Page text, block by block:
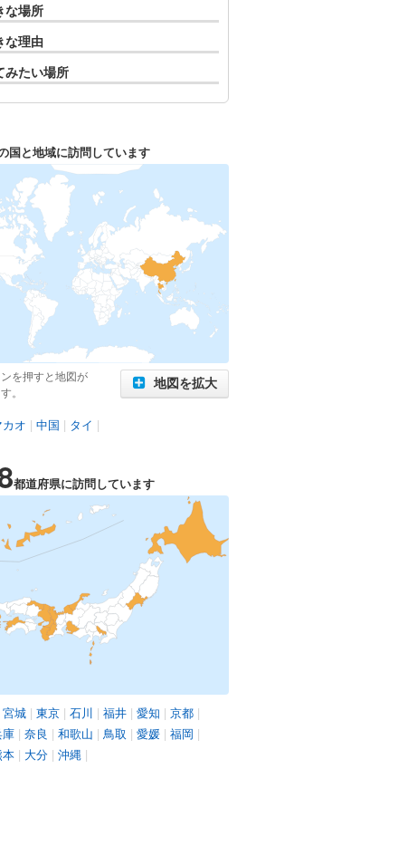
な場所
な理由
みたい場所
国と地域に訪問しています
を押すと地図が
。
地図を拡大
カオ | 中国 | タイ |
都道府県に訪問しています
宮城 | 東京 | 石川 | 福井 | 愛知 | 京都 |
| 奈良 | 和歌山 | 鳥取 | 愛媛 | 福岡 |
| 大分 | 沖縄 |